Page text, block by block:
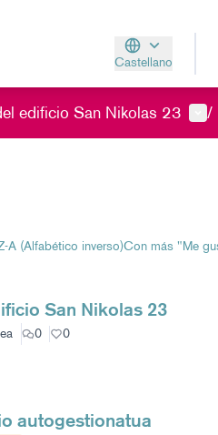
Castellano
Aukeratu
edificio San Nikolas 23 /
A (Alfabético inverso)Con más "Me
San Nikolas 23
0 0
autogestionatua